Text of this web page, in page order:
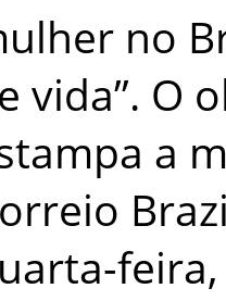
no
vida”. O
a